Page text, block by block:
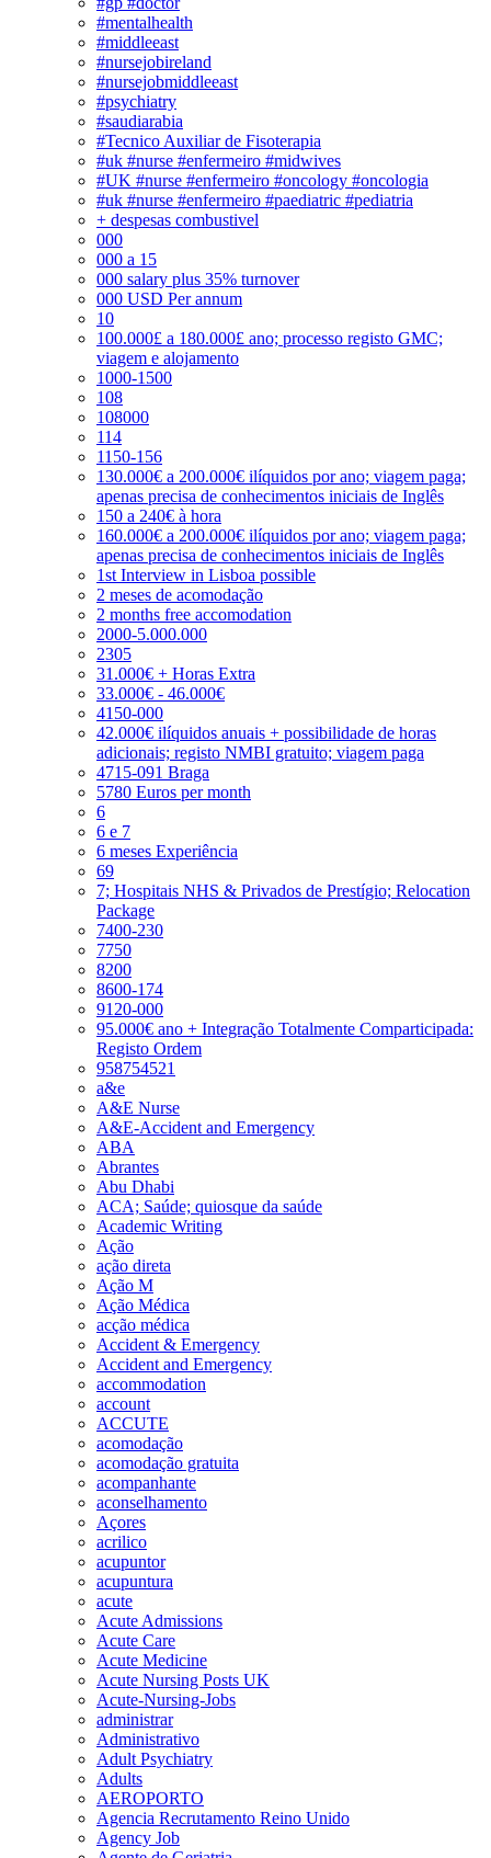
#mentalhealth
#middleeast
#nursejobireland
#nursejobmiddleeast
#psychiatry
#saudiarabia
#Tecnico Auxiliar de Fisoterapia
#uk #nurse #enfermeiro #midwives
#UK #nurse #enfermeiro #oncology #oncologia
#uk #nurse #enfermeiro #paediatric #pediatria
+ despesas combustivel
000
000 a 15
000 salary plus 35% turnover
000 USD Per annum
10
100.000£ a 180.000£ ano; processo registo GMC;
viagem e alojamento
1000-1500
108
108000
114
1150-156
130.000€ a 200.000€ ilíquidos por ano; viagem paga;
apenas precisa de conhecimentos iniciais de Inglês
150 a 240€ à hora
160.000€ a 200.000€ ilíquidos por ano; viagem paga;
apenas precisa de conhecimentos iniciais de Inglês
1st Interview in Lisboa possible
2 meses de acomodação
2 months free accomodation
2000-5.000.000
2305
31.000€ + Horas Extra
33.000€ - 46.000€
4150-000
42.000€ ilíquidos anuais + possibilidade de horas
adicionais; registo NMBI gratuito; viagem paga
4715-091 Braga
5780 Euros per month
6
6 e 7
6 meses Experiência
69
7; Hospitais NHS & Privados de Prestígio; Relocation
Package
7400-230
7750
8200
8600-174
9120-000
95.000€ ano + Integração Totalmente Comparticipada:
Registo Ordem
958754521
a&e
A&E Nurse
A&E-Accident and Emergency
ABA
Abrantes
Abu Dhabi
ACA; Saúde; quiosque da saúde
Academic Writing
Ação
ação direta
Ação M
Ação Médica
acção médica
Accident & Emergency
Accident and Emergency
accommodation
account
ACCUTE
acomodação
acomodação gratuita
acompanhante
aconselhamento
Açores
acrilico
acupuntor
acupuntura
acute
Acute Admissions
Acute Care
Acute Medicine
Acute Nursing Posts UK
Acute-Nursing-Jobs
administrar
Administrativo
Adult Psychiatry
Adults
AEROPORTO
Agencia Recrutamento Reino Unido
Agency Job